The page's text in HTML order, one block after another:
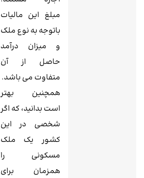
مبلغ این مالیات
باتوجه به نوع ملک
و میزان درآمد
حاصل از آن
متفاوت می باشد.
همچنین بهتر
است بدانید، که اگر
شخصی در این
کشور یک ملک
مسکونی را
همزمان برای